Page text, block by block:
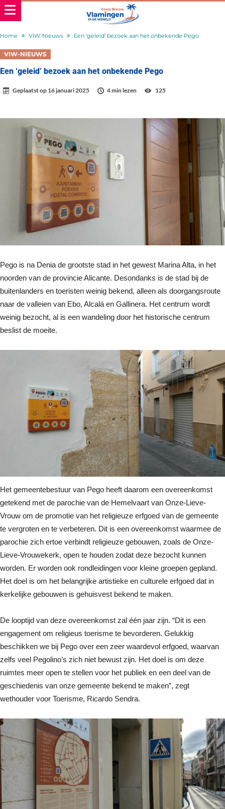
Home VIW-Nieuws Een ‘geleid’ bezoek aan het onbekende Pego
VIW-NIEUWS
Een ‘geleid’ bezoek aan het onbekende Pego
Geplaatst op 16 januari 2025 4 min lezen 125
Pego is na Denia de grootste stad in het gewest Marina Alta, in het
noorden van de provincie Alicante. Desondanks is de stad bij de
buitenlanders en toeristen weinig bekend, alleen als doorgangsroute
naar de valleien van Ebo, Alcalá en Gallinera. Het centrum wordt
weinig bezocht, al is een wandeling door het historische centrum
beslist de moeite.
Het gemeentebestuur van Pego heeft daarom een overeenkomst
getekend met de parochie van de Hemelvaart van Onze-Lieve-
Vrouw om de promotie van het religieuze erfgoed van de gemeente
te vergroten en te verbeteren. Dit is een overeenkomst waarmee de
parochie zich ertoe verbindt religieuze gebouwen, zoals de Onze-
Lieve-Vrouwekerk, open te houden zodat deze bezocht kunnen
worden. Er worden ook rondleidingen voor kleine groepen gepland.
Het doel is om het belangrijke artistieke en culturele erfgoed dat in
kerkelijke gebouwen is gehuisvest bekend te maken.
De looptijd van deze overeenkomst zal één jaar zijn. “Dit is een
engagement om religieus toerisme te bevorderen. Gelukkig
beschikken we bij Pego over een zeer waardevol erfgoed, waarvan
zelfs veel Pegolino’s zich niet bewust zijn. Het doel is om deze
ruimtes meer open te stellen voor het publiek en een deel van de
geschiedenis van onze gemeente bekend te maken”, zegt
wethouder voor Toerisme, Ricardo Sendra.